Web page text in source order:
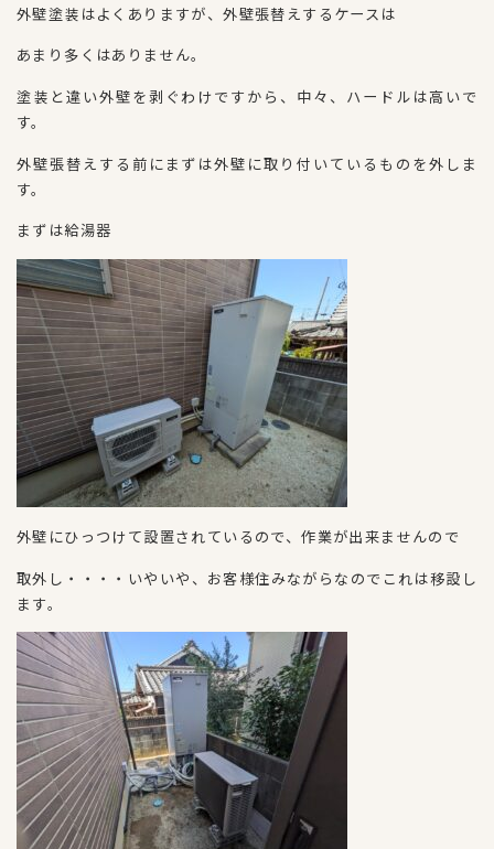
外壁塗装はよくありますが、外壁張替えするケースは
あまり多くはありません。
塗装と違い外壁を剥ぐわけですから、中々、ハードルは高いで
す。
外壁張替えする前にまずは外壁に取り付いているものを外しま
す。
まずは給湯器
外壁にひっつけて設置されているので、作業が出来ませんので
取外し・・・・いやいや、お客様住みながらなのでこれは移設し
ます。